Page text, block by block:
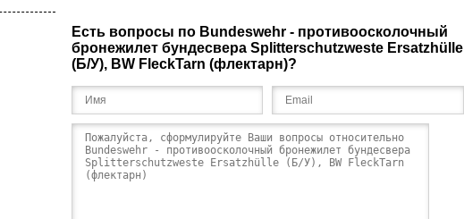
Есть вопросы по Bundeswehr - противоосколочный
бронежилет бундесвера Splitterschutzweste Ersatzhülle
(Б/У), BW FleckTarn (флектарн)?